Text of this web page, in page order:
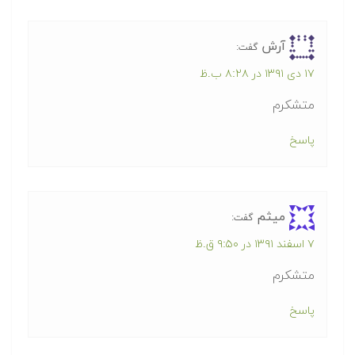
آرش گفت:
۱۷ دی ۱۳۹۱ در ۸:۲۸ ب.ظ
متشکرم
پاسخ
میثم گفت:
۷ اسفند ۱۳۹۱ در ۹:۵۰ ق.ظ
متشکرم
پاسخ